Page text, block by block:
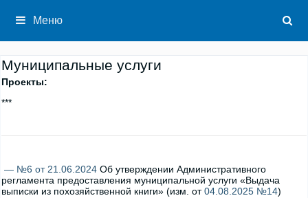
содержимому
Меню
Муниципальные услуги
Проекты:
***
— №6 от 21.06.2024 Об утверждении Административного
регламента предоставления муниципальной услуги «Выдача
выписки из похозяйственной книги» (изм. от04.08.2025 №14)